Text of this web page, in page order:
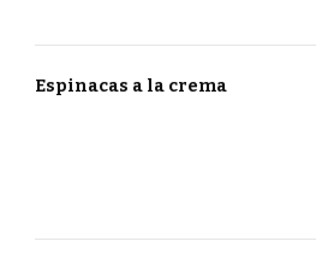
Espinacas a la crema